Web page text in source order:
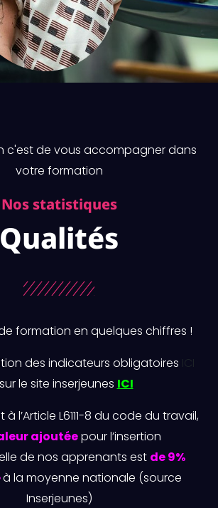
c'est de vous accompagner dans
votre formation
Nos statistiques
Qualités
formation en quelques chiffres !
des indicateurs obligatoires ICI
le site inserjeunes ICI
l’Article L6111-8 du code du travail,
ajoutéepour l’insertion
de nos apprenants est de 9%
à la moyenne nationale (source
Inserjeunes)